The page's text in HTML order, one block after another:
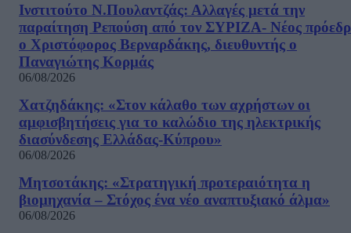
Ινστιτούτο Ν.Πουλαντζάς: Αλλαγές μετά την
παραίτηση Ρεπούση από τον ΣΥΡΙΖΑ- Νέος
ο Χριστόφορος Βερναρδάκης, διευθυντής ο
Παναγιώτης Κορμάς
06/08/2026
Χατζηδάκης: «Στον κάλαθο των αχρήστων οι
αμφισβητήσεις για το καλώδιο της ηλεκτρικής
διασύνδεσης Ελλάδας-Κύπρου»
06/08/2026
Μητσοτάκης: «Στρατηγική προτεραιότητα η
βιομηχανία – Στόχος ένα νέο αναπτυξιακό άλμα»
06/08/2026